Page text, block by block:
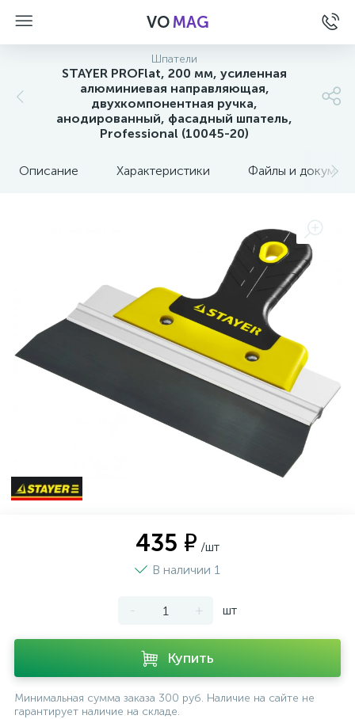
VOMAG
Шпатели
STAYER PROFlat, 200 мм, усиленная
алюминиевая направляющая,
двухкомпонентная ручка,
анодированный, фасадный шпатель,
Professional (10045-20)
Описание Характеристики Файлы и
435 ₽ /шт
В наличии 1
- + шт
Купить
Минимальная сумма заказа 300 руб. Наличие на сайте не
гарантирует наличие на складе.